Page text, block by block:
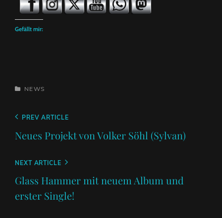
Gefällt mir:
CATEGORIES
NEWS
Beitragsnavigation
Previous
PREV ARTICLE
Neues Projekt von Volker Söhl (Sylvan)
Next
Post
NEXT ARTICLE
Glass Hammer mit neuem Album und
erster Single!